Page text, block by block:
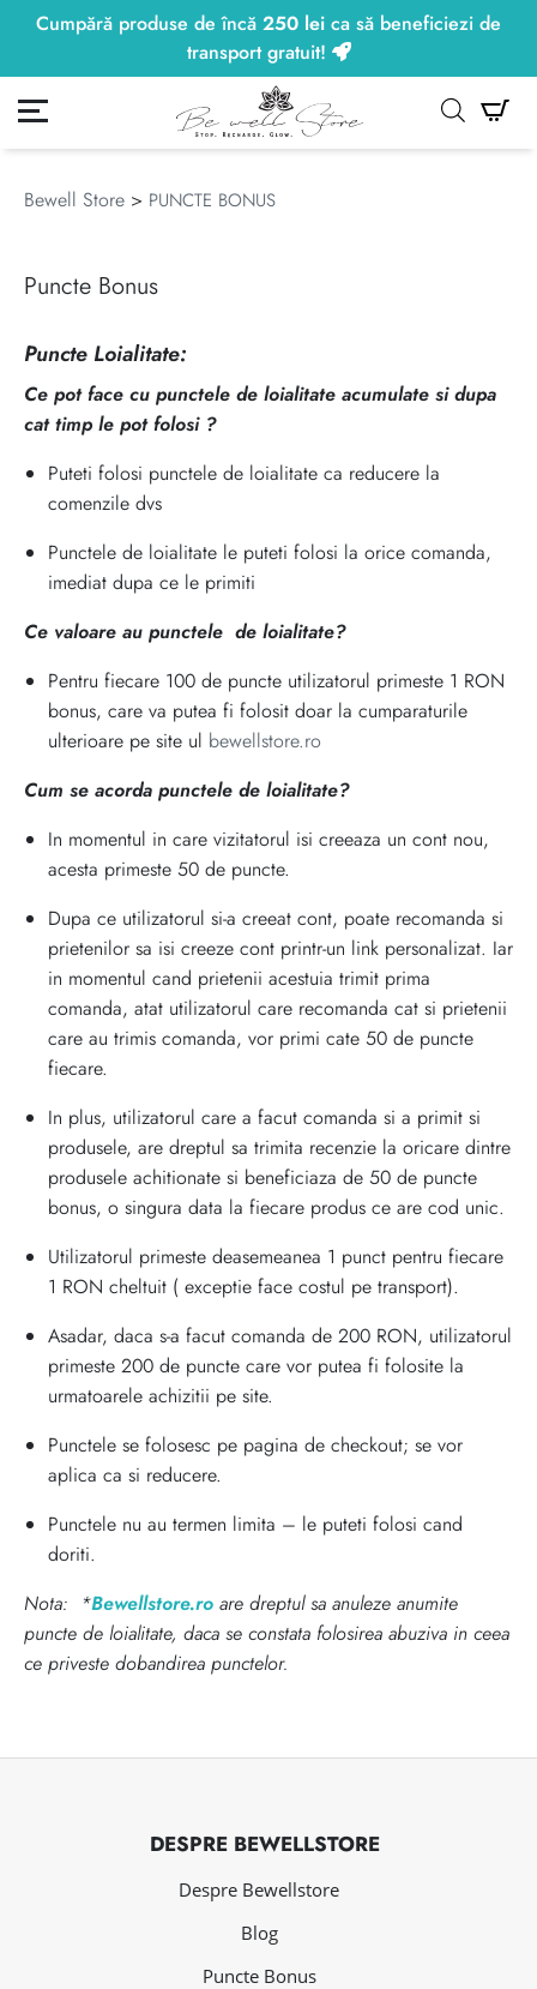
250lei
Cumpără produse de încă 250 lei ca să beneficiezi de
transport gratuit!
meu
Bewell Store > PUNCTE BONUS
Puncte Bonus
Puncte Loialitate:
Ce pot face cu punctele de loialitate acumulate si dupa
cat timp le pot folosi ?
Puteti folosi punctele de loialitate ca reducere la
comenzile dvs
Punctele de loialitate le puteti folosi la orice comanda,
imediat dupa ce le primiti
Ce valoare au punctele de loialitate?
Pentru fiecare 100 de puncte utilizatorul primeste 1 RON
bonus, care va putea fi folosit doar la cumparaturile
ulterioare pe site ul bewellstore.ro
Cum se acorda punctele de loialitate?
In momentul in care vizitatorul isi creeaza un cont nou,
acesta primeste 50 de puncte.
Dupa ce utilizatorul si-a creeat cont, poate recomanda si
prietenilor sa isi creeze cont printr-un link personalizat. Iar
in momentul cand prietenii acestuia trimit prima
comanda, atat utilizatorul care recomanda cat si prietenii
care au trimis comanda, vor primi cate 50 de puncte
fiecare.
In plus, utilizatorul care a facut comanda si a primit si
produsele, are dreptul sa trimita recenzie la oricare dintre
produsele achitionate si beneficiaza de 50 de puncte
bonus, o singura data la fiecare produs ce are cod unic.
Utilizatorul primeste deasemeanea 1 punct pentru fiecare
1 RON cheltuit ( exceptie face costul pe transport).
Asadar, daca s-a facut comanda de 200 RON, utilizatorul
primeste 200 de puncte care vor putea fi folosite la
urmatoarele achizitii pe site.
Punctele se folosesc pe pagina de checkout; se vor
aplica ca si reducere.
Punctele nu au termen limita – le puteti folosi cand
doriti.
Nota: *Bewellstore.ro are dreptul sa anuleze anumite
puncte de loialitate, daca se constata folosirea abuziva in ceea
ce priveste dobandirea punctelor.
DESPRE BEWELLSTORE
Despre Bewellstore
Blog
Puncte Bonus